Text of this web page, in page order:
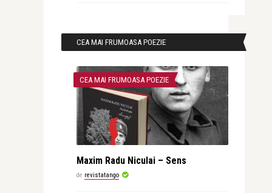
CEA MAI FRUMOASA POEZIE
CEA MAI FRUMOASA POEZIE
Maxim Radu Niculai – Sens
de revistatango